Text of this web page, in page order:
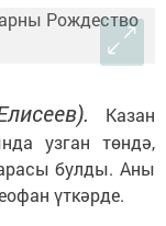
Казан
узган төндә,
булды. Аны
үткәрде.